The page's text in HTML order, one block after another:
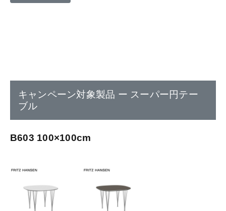
キャンペーン対象製品 ー スーパー円テー
ブル
B603 100×100cm